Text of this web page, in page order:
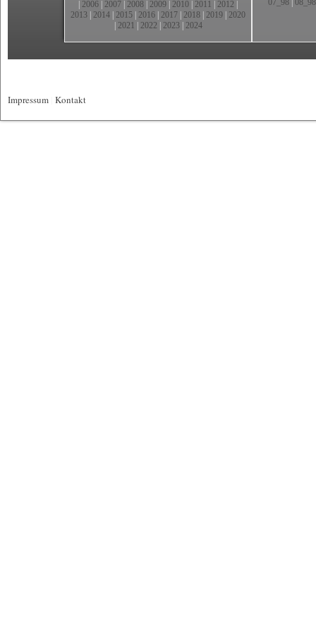
2006 2007 2008 2009 2010 2011 2012
2013 2014 2015 2016 2017 2018 2019 2020
2021 2022 2023| 2024
07_98 08_98
Impressum Kontakt